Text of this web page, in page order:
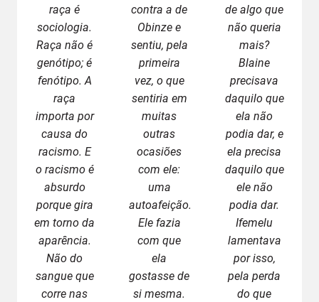
raça é
sociologia.
Raça não é
genótipo; é
fenótipo. A
raça
importa por
causa do
racismo. E
o racismo é
absurdo
porque gira
em torno da
aparência.
Não do
sangue que
corre nas
contra a de
Obinze e
sentiu, pela
primeira
vez, o que
sentiria em
muitas
outras
ocasiões
com ele:
uma
autoafeição.
Ele fazia
com que
ela
gostasse de
si mesma.
de algo que
não queria
mais?
Blaine
precisava
daquilo que
ela não
podia dar, e
ela precisa
daquilo que
ele não
podia dar.
Ifemelu
lamentava
por isso,
pela perda
do que